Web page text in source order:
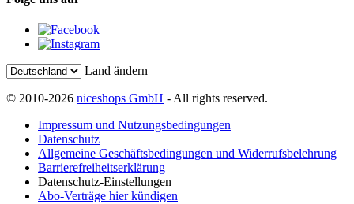
Land ändern
© 2010-2026 niceshops GmbH - All rights reserved.
Impressum und Nutzungsbedingungen
Datenschutz
Allgemeine Geschäftsbedingungen und Widerrufsbelehrung
Barrierefreiheitserklärung
Datenschutz-Einstellungen
Abo-Verträge hier kündigen